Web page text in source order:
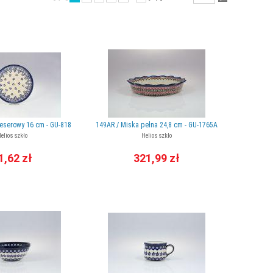
16 cm - GU-818
szkło
zł
149AR / Miska pełna 24,8 cm - GU-1765A
Helios szkło
321,99 zł